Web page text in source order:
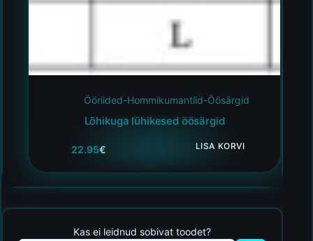
Ööriided-Hommikumantlid-Öösärgid
Lõhikuga lühikesed öösärgid
22.95€ LISA KORVI
Kas ei leidnud sobivat toodet?